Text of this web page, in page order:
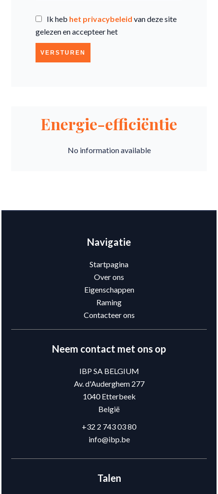
Ik heb het privacybeleid van deze site
gelezen en accepteer het
VERSTUREN
Energie-efficiëntie
No information available
Navigatie
Startpagina
Over ons
Eigenschappen
Raming
Contacteer ons
Neem contact met ons op
IBP SA BELGIUM
Av. d'Auderghem 277
1040Etterbeek
België
+32 2 743 03 80
info@ibp.be
Talen